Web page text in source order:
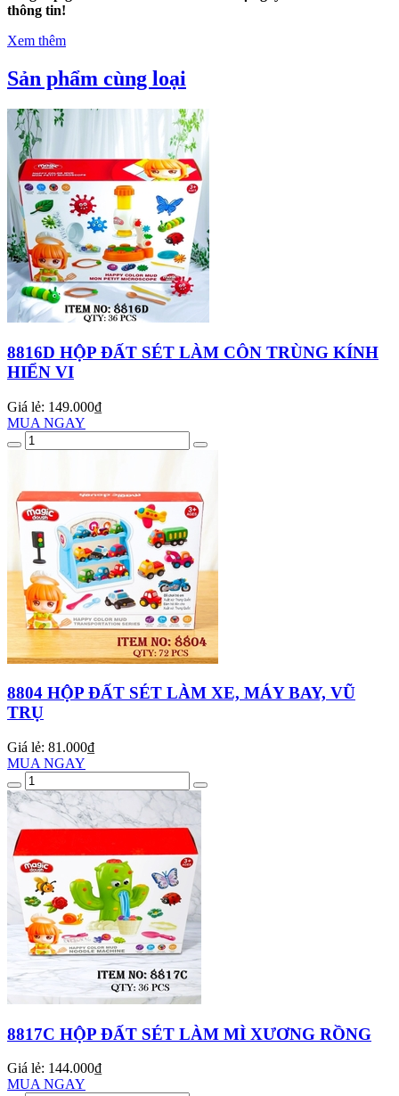
thông tin!
Xem thêm
Sản phẩm cùng loại
8816D HỘP ĐẤT SÉT LÀM CÔN TRÙNG KÍNH
HIỂN VI
Giá lẻ: 149.000₫
MUA NGAY
8804 HỘP ĐẤT SÉT LÀM XE, MÁY BAY, VŨ
TRỤ
Giá lẻ: 81.000₫
MUA NGAY
8817C HỘP ĐẤT SÉT LÀM MÌ XƯƠNG RỒNG
Giá lẻ: 144.000₫
MUA NGAY